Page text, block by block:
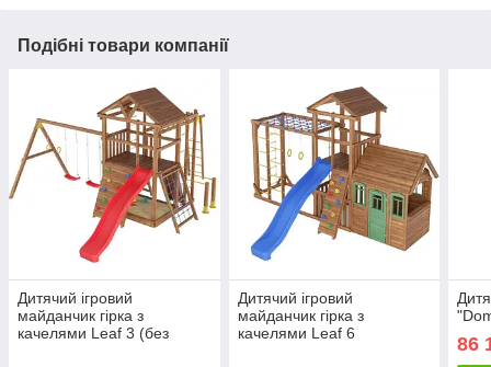
Подібні товари компанії
Дитячий ігровий
майданчик гірка з
качелями Leaf 3 (без
Дитячий ігровий
майданчик гірка з
качелями Leaf 6
86